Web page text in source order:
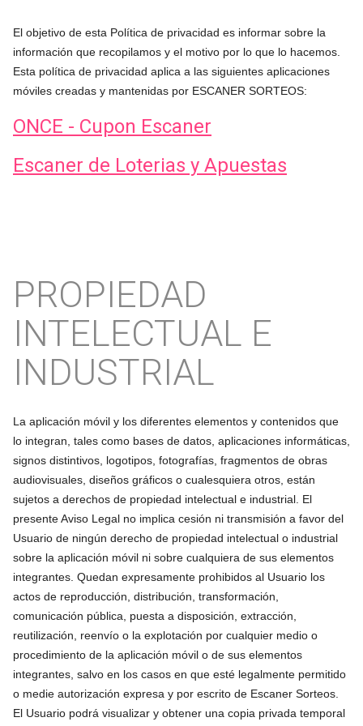
El objetivo de esta Política de privacidad es informar sobre la
información que recopilamos y el motivo por lo que lo hacemos.
Esta política de privacidad aplica a las siguientes aplicaciones
móviles creadas y mantenidas por ESCANER SORTEOS:
ONCE - Cupon Escaner
Escaner de Loterias y Apuestas
PROPIEDAD
INTELECTUAL E
INDUSTRIAL
La aplicación móvil y los diferentes elementos y contenidos que
lo integran, tales como bases de datos, aplicaciones informáticas,
signos distintivos, logotipos, fotografías, fragmentos de obras
audiovisuales, diseños gráficos o cualesquiera otros, están
sujetos a derechos de propiedad intelectual e industrial. El
presente Aviso Legal no implica cesión ni transmisión a favor del
Usuario de ningún derecho de propiedad intelectual o industrial
sobre la aplicación móvil ni sobre cualquiera de sus elementos
integrantes. Quedan expresamente prohibidos al Usuario los
actos de reproducción, distribución, transformación,
comunicación pública, puesta a disposición, extracción,
reutilización, reenvío o la explotación por cualquier medio o
procedimiento de la aplicación móvil o de sus elementos
integrantes, salvo en los casos en que esté legalmente permitido
o medie autorización expresa y por escrito de Escaner Sorteos.
El Usuario podrá visualizar y obtener una copia privada temporal